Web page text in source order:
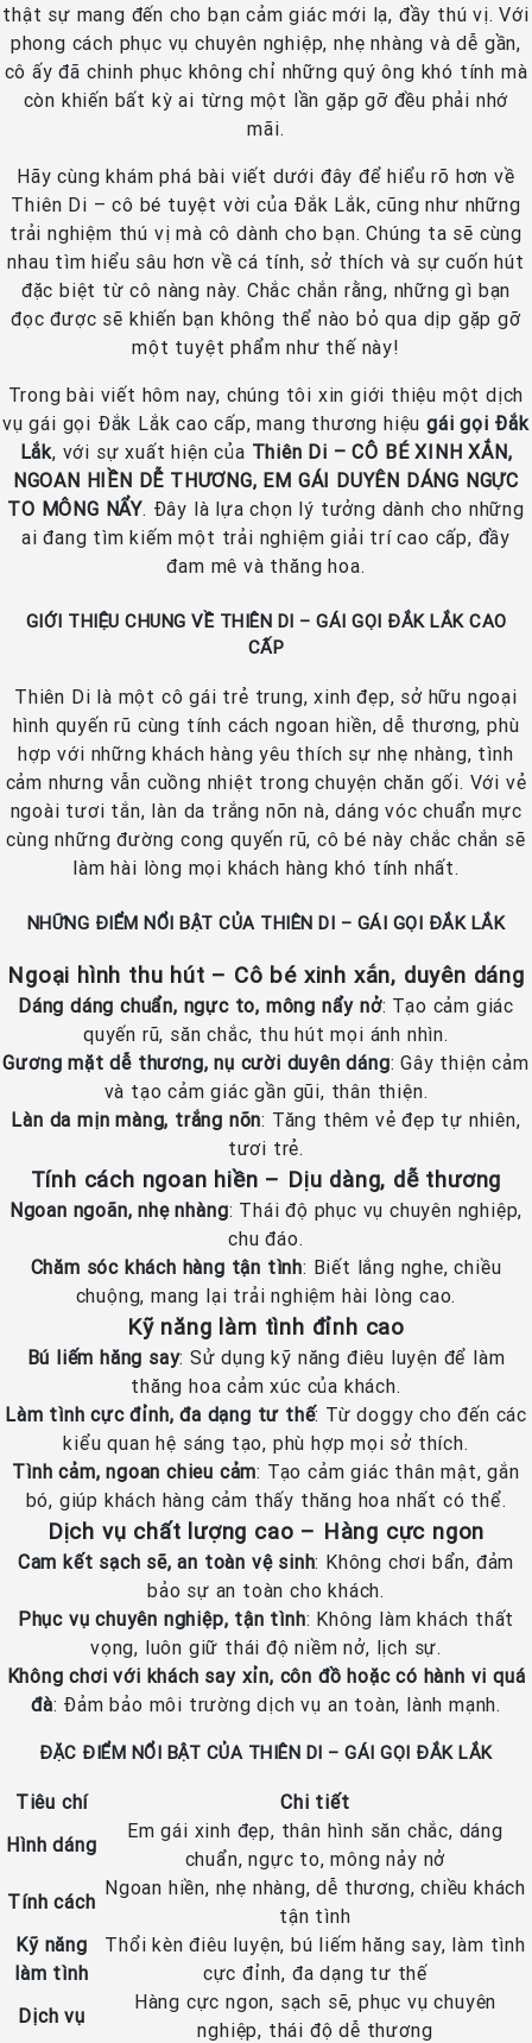
thật sự mang đến cho bạn cảm giác mới lạ, đầy thú vị. Với
phong cách phục vụ chuyên nghiệp, nhẹ nhàng và dễ gần,
cô ấy đã chinh phục không chỉ những quý ông khó tính mà
còn khiến bất kỳ ai từng một lần gặp gỡ đều phải nhớ
mãi.
Hãy cùng khám phá bài viết dưới đây để hiểu rõ hơn về
Thiên Di – cô bé tuyệt vời của Đắk Lắk, cũng như những
trải nghiệm thú vị mà cô dành cho bạn. Chúng ta sẽ cùng
nhau tìm hiểu sâu hơn về cá tính, sở thích và sự cuốn hút
đặc biệt từ cô nàng này. Chắc chắn rằng, những gì bạn
đọc được sẽ khiến bạn không thể nào bỏ qua dịp gặp gỡ
một tuyệt phẩm như thế này!
Trong bài viết hôm nay, chúng tôi xin giới thiệu một dịch
vụ gái gọi Đắk Lắk cao cấp, mang thương hiệugái gọi Đắk
Lắk, với sự xuất hiện của Thiên Di – CÔ BÉ XINH XẮN,
NGOAN HIỀN DỄ THƯƠNG, EM GÁI DUYÊN DÁNG NGỰC
TO MÔNG NẨY. Đây là lựa chọn lý tưởng dành cho những
ai đang tìm kiếm một trải nghiệm giải trí cao cấp, đầy
đam mê và thăng hoa.
GIỚI THIỆU CHUNG VỀ THIÊN DI – GÁI GỌI ĐẮK LẮK CAO
CẤP
Thiên Di là một cô gái trẻ trung, xinh đẹp, sở hữu ngoại
hình quyến rũ cùng tính cách ngoan hiền, dễ thương, phù
hợp với những khách hàng yêu thích sự nhẹ nhàng, tình
cảm nhưng vẫn cuồng nhiệt trong chuyện chăn gối. Với vẻ
ngoài tươi tắn, làn da trắng nõn nà, dáng vóc chuẩn mực
cùng những đường cong quyến rũ, cô bé này chắc chắn sẽ
làm hài lòng mọi khách hàng khó tính nhất.
NHỮNG ĐIỂM NỔI BẬT CỦA THIÊN DI – GÁI GỌI ĐẮK LẮK
Ngoại hình thu hút – Cô bé xinh xắn, duyên dáng
Dáng dáng chuẩn, ngực to, mông nẩy nở: Tạo cảm giác
quyến rũ, săn chắc, thu hút mọi ánh nhìn.
Gương mặt dễ thương, nụ cười duyên dáng: Gây thiện cảm
và tạo cảm giác gần gũi, thân thiện.
Làn da mịn màng, trắng nõn: Tăng thêm vẻ đẹp tự nhiên,
tươi trẻ.
Tính cách ngoan hiền – Dịu dàng, dễ thương
Ngoan ngoãn, nhẹ nhàng: Thái độ phục vụ chuyên nghiệp,
chu đáo.
Chăm sóc khách hàng tận tình: Biết lắng nghe, chiều
chuộng, mang lại trải nghiệm hài lòng cao.
Kỹ năng làm tình đỉnh cao
Bú liếm hăng say: Sử dụng kỹ năng điêu luyện để làm
thăng hoa cảm xúc của khách.
Làm tình cực đỉnh, đa dạng tư thế: Từ doggy cho đến các
kiểu quan hệ sáng tạo, phù hợp mọi sở thích.
Tình cảm, ngoan chieu cảm: Tạo cảm giác thân mật, gắn
bó, giúp khách hàng cảm thấy thăng hoa nhất có thể.
Dịch vụ chất lượng cao – Hàng cực ngon
Cam kết sạch sẽ, an toàn vệ sinh: Không chơi bẩn, đảm
bảo sự an toàn cho khách.
Phục vụ chuyên nghiệp, tận tình: Không làm khách thất
vọng, luôn giữ thái độ niềm nở, lịch sự.
Không chơi với khách say xỉn, côn đồ hoặc có hành vi quá
đà: Đảm bảo môi trường dịch vụ an toàn, lành mạnh.
ĐẶC ĐIỂM NỔI BẬT CỦA THIÊN DI – GÁI GỌI ĐẮK LẮK
Tiêu chí
Chi tiết
Hình dáng
Em gái xinh đẹp, thân hình săn chắc, dáng
chuẩn, ngực to, mông nảy nở
Tính cách
Ngoan hiền, nhẹ nhàng, dễ thương, chiều khách
tận tình
Kỹ năng
làm tình
Thổi kèn điêu luyện, bú liếm hăng say, làm tình
cực đỉnh, đa dạng tư thế
Dịch vụ
Hàng cực ngon, sạch sẽ, phục vụ chuyên
nghiệp, thái độ dễ thương